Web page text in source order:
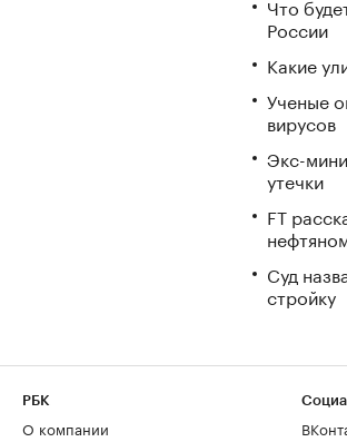
Что
России
Какие
Ученые
вирусов
Экс-
утечки
FT
Суд
стройку
РБК
О компании